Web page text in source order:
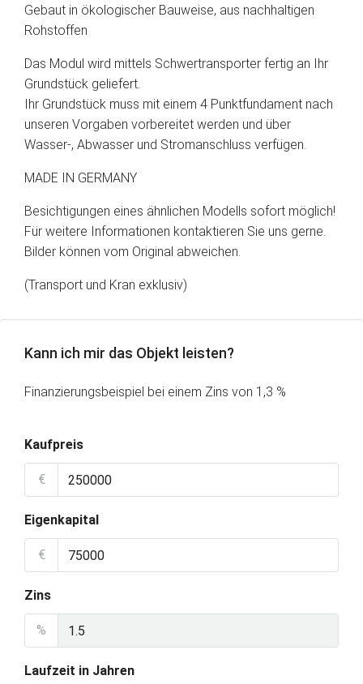
Gebaut in ökologischer Bauweise, aus nachhaltigen
Rohstoffen
Das Modul wird mittels Schwertransporter fertig an Ihr
Grundstück geliefert.
Ihr Grundstück muss mit einem 4 Punktfundament nach
unseren Vorgaben vorbereitet werden und über
Wasser-, Abwasser und Stromanschluss verfügen.
MADE IN GERMANY
Besichtigungen eines ähnlichen Modells sofort möglich!
Für weitere Informationen kontaktieren Sie uns gerne.
Bilder können vom Original abweichen.
(Transport und Kran exklusiv)
Kann ich mir das Objekt leisten?
Finanzierungsbeispiel bei einem Zins von 1,3 %
Kaufpreis
€
Eigenkapital
€
Zins
%
Laufzeit in Jahren